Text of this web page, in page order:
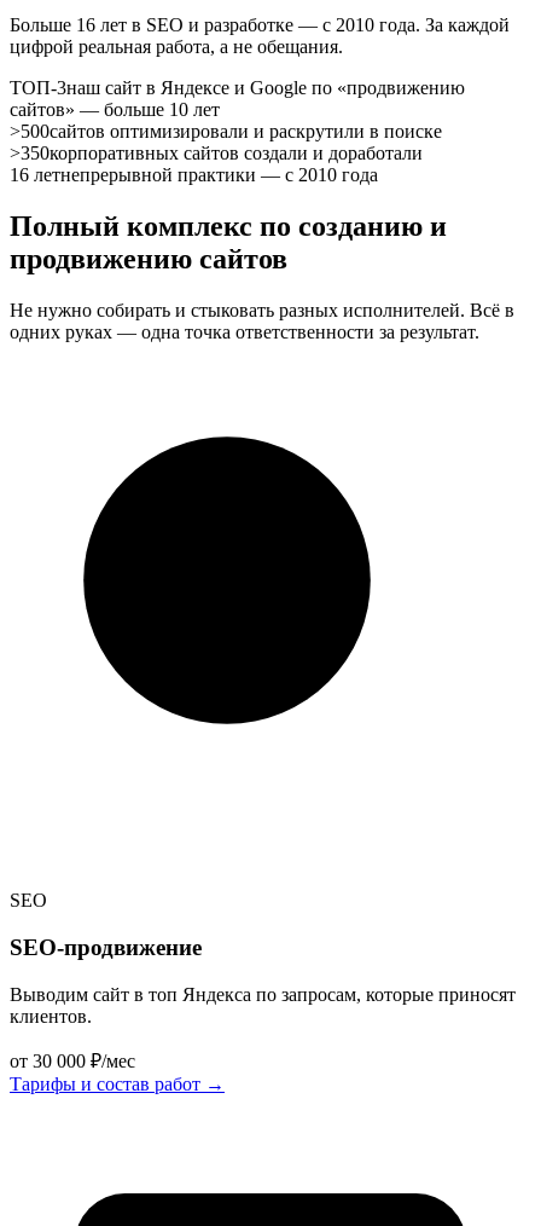
Больше 16 лет в SEO и разработке — с 2010 года. За каждой
цифрой реальная работа, а не обещания.
ТОП-3наш сайт в Яндексе и Google по «продвижению
сайтов» — больше 10 лет
>500сайтов оптимизировали и раскрутили в поиске
>350корпоративных сайтов создали и доработали
16 летнепрерывной практики — с 2010 года
Полный комплекс по созданию и
продвижению сайтов
Не нужно собирать и стыковать разных исполнителей. Всё в
одних руках — одна точка ответственности за результат.
SEO
SEO-продвижение
Выводим сайт в топ Яндекса по запросам, которые приносят
клиентов.
от 30 000 ₽/мес
Тарифы и состав работ →